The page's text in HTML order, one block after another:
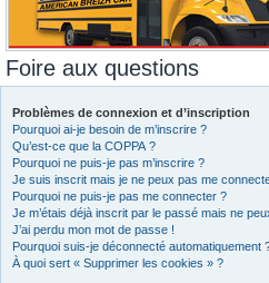
Foire aux questions
Problèmes de connexion et d’inscription
Pourquoi ai-je besoin de m’inscrire ?
Qu’est-ce que la COPPA ?
Pourquoi ne puis-je pas m’inscrire ?
Je suis inscrit mais je ne peux pas me
Pourquoi ne puis-je pas me connecter ?
Je m’étais déjà inscrit par le passé mais ne
J’ai perdu mon mot de passe !
Pourquoi suis-je déconnecté automatiquement
À quoi sert « Supprimer les cookies » ?